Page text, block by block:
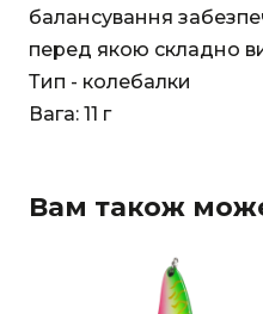
балансування
перед якою складно
Тип - колебалки
Вага: 11 г
Вам також